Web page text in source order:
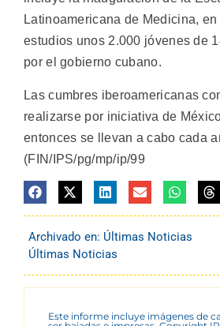
Latinoamericana de Medicina,
estudios unos 2.000 jóvenes de
por el gobierno cubano.
Las cumbres iberoamericanas
realizarse por iniciativa de
entonces se llevan a cabo cada
(FIN/IPS/pg/mp/ip/99
Archivado en: Últimas Noticias
Últimas Noticias
Este informe incluye imágenes de